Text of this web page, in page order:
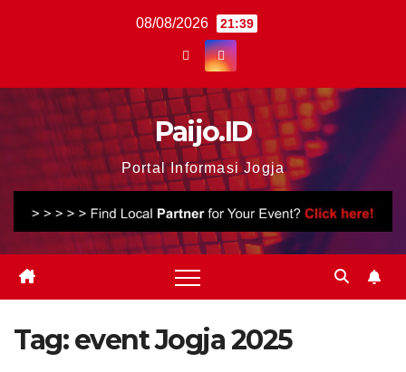
08/08/2026 21:39
Paijo.ID
Portal Informasi Jogja
Tag:event Jogja 2025